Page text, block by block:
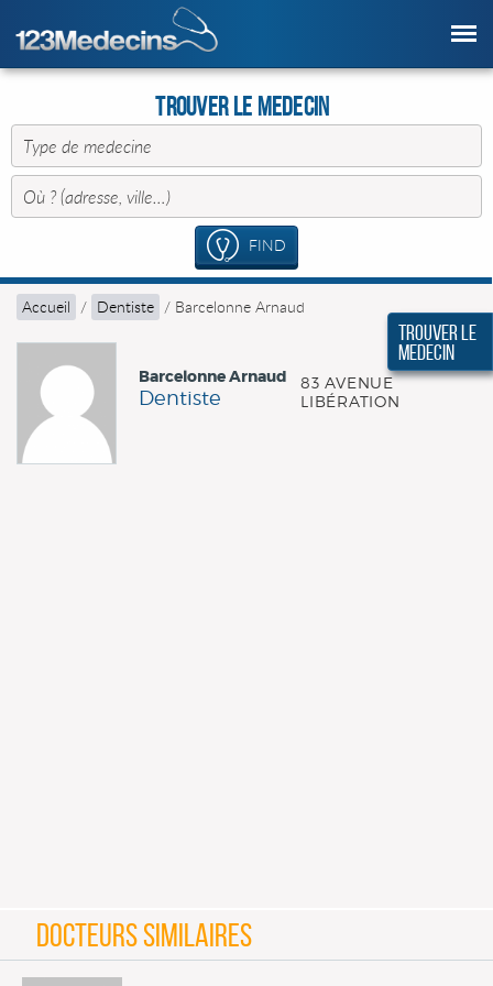
Trouver le Medecin
FIND
Accueil / Dentiste / Barcelonne Arnaud
Barcelonne Arnaud
Dentiste
83 AVENUE
LIBÉRATION
DOCTEURS SIMILAIRES
Trouver le
Medecin